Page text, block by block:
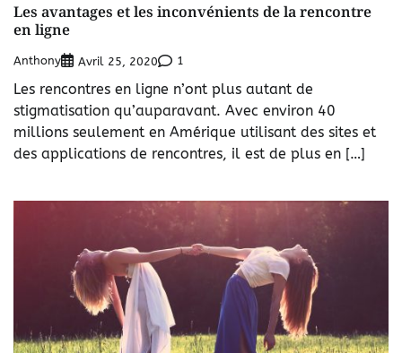
Les avantages et les inconvénients de la rencontre
en ligne
Anthony Avril 25, 2020 1
Les rencontres en ligne n’ont plus autant de
stigmatisation qu’auparavant. Avec environ 40
millions seulement en Amérique utilisant des sites et
des applications de rencontres, il est de plus en […]